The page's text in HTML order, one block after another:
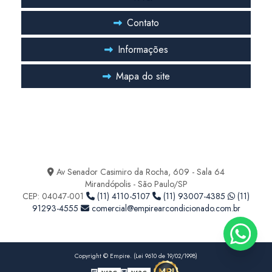
Projeto de ar condicionado central
Projeto de ar condicionado industrial
Projeto ar condicionado valor
Projeto climatização laboratório
Serviço de climatização laboratório
Serviço de higienização de ar condicionado
Serviço de manutenção preventiva de ar condicionado
Contato
Informações
Mapa do site
Av Senador Casimiro da Rocha, 609 - Sala 64
Mirandópolis - São Paulo/SP
CEP: 04047-001
(11) 4110-5107 (11) 93007-4385
(11)
91293-4555
comercial@empirearcondicionado.com.br
Copyright © Empire. (Lei 9610 de 19/02/1998)